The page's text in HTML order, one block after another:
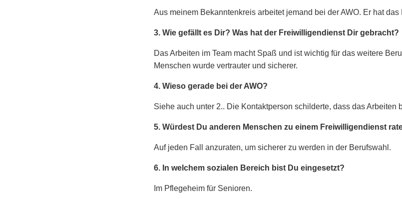
Aus meinem Bekanntenkreis arbeitet jemand bei der AWO. Er hat
3. Wie gefällt es Dir? Was hat der Freiwilligendienst Dir gebracht?
Das Arbeiten im Team macht Spaß und ist wichtig für das weitere
Menschen wurde vertrauter und sicherer.
4. Wieso gerade bei der AWO?
Siehe auch unter 2.. Die Kontaktperson schilderte, dass das Arbeiten
5. Würdest Du anderen Menschen zu einem Freiwilligendienst
Auf jeden Fall anzuraten, um sicherer zu werden in der Berufswahl.
6. In welchem sozialen Bereich bist Du eingesetzt?
Im Pflegeheim für Senioren.